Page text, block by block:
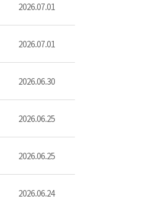
2026.07.01
2026.07.01
2026.06.30
2026.06.25
2026.06.25
2026.06.24